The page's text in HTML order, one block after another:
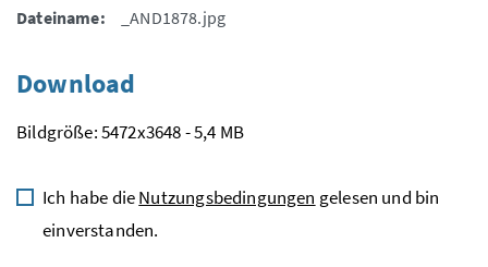
Dateiname:
_AND1878.jpg
Download
Bildgröße: 5472x3648 - 5,4 MB
Ich habe dieNutzungsbedingungen gelesen und bin
einverstanden.